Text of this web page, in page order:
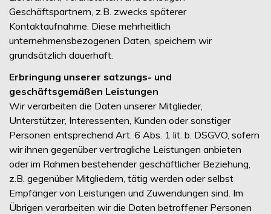
Geschäftspartnern, z.B. zwecks späterer
Kontaktaufnahme. Diese mehrheitlich
unternehmensbezogenen Daten, speichern wir
grundsätzlich dauerhaft.
Erbringung unserer satzungs- und
geschäftsgemäßen Leistungen
Wir verarbeiten die Daten unserer Mitglieder,
Unterstützer, Interessenten, Kunden oder sonstiger
Personen entsprechend Art. 6 Abs. 1 lit. b. DSGVO, sofern
wir ihnen gegenüber vertragliche Leistungen anbieten
oder im Rahmen bestehender geschäftlicher Beziehung,
z.B. gegenüber Mitgliedern, tätig werden oder selbst
Empfänger von Leistungen und Zuwendungen sind. Im
Übrigen verarbeiten wir die Daten betroffener Personen